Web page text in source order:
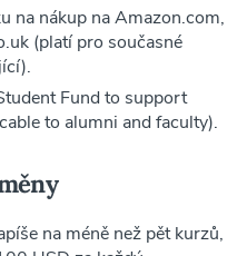
na nákup na Amazon.com,
(platí pro současné
Fund to support
to alumni and faculty).
na méně než pět kurzů,